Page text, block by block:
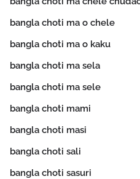
bangla choti ma o chele
bangla choti ma o kaku
bangla choti ma sela
bangla choti ma sele
bangla choti mami
bangla choti masi
bangla choti sali
bangla choti sasuri